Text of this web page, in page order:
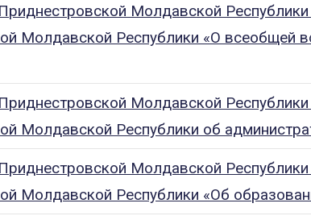
Молдавской
Молдавской Республики «О всеобщей
Молдавской
Молдавской Республики об
Молдавской
Молдавской Республики «Об